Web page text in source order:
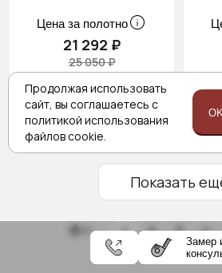
Цена за полотно
21 292 ₽
25 050 ₽
Показать
1 2 3 4
Замер
Продолжая использовать
сайт, вы соглашаетесь с
политикой использования
файлов cookie.
OK